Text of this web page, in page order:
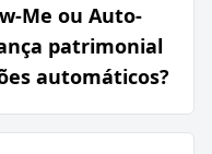
Me ou Auto-
patrimonial
automáticos?